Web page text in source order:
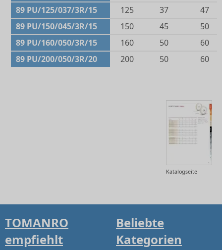
89 PU/125/037/3R/15
125 37
47
89 PU/150/045/3R/15
150 45
50
89 PU/160/050/3R/15
160 50
60
89 PU/200/050/3R/20
200 50 60
Katalogseite
TOMANRO
empfiehlt
Beliebte
Kategorien